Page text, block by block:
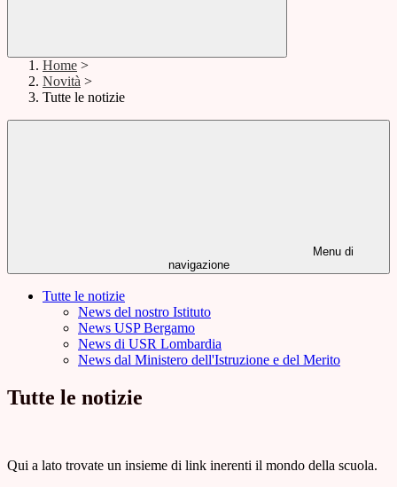
Home >
Novità >
Tutte le notizie
Menu di
navigazione
Tutte le notizie
News del nostro Istituto
News USP Bergamo
News di USR Lombardia
News dal Ministero dell'Istruzione e del Merito
Tutte le notizie
Qui a lato trovate un insieme di link inerenti il mondo della scuola.